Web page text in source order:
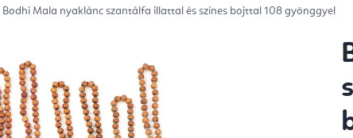
Bodhi Mala nyaklánc szantálfa illattal és színes bojttal 108 gyönggyel